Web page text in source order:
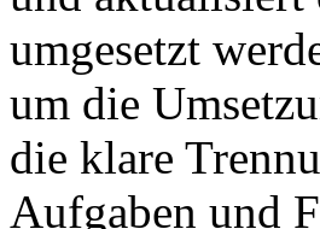
umgesetzt
um die
die klare
Aufgaben und